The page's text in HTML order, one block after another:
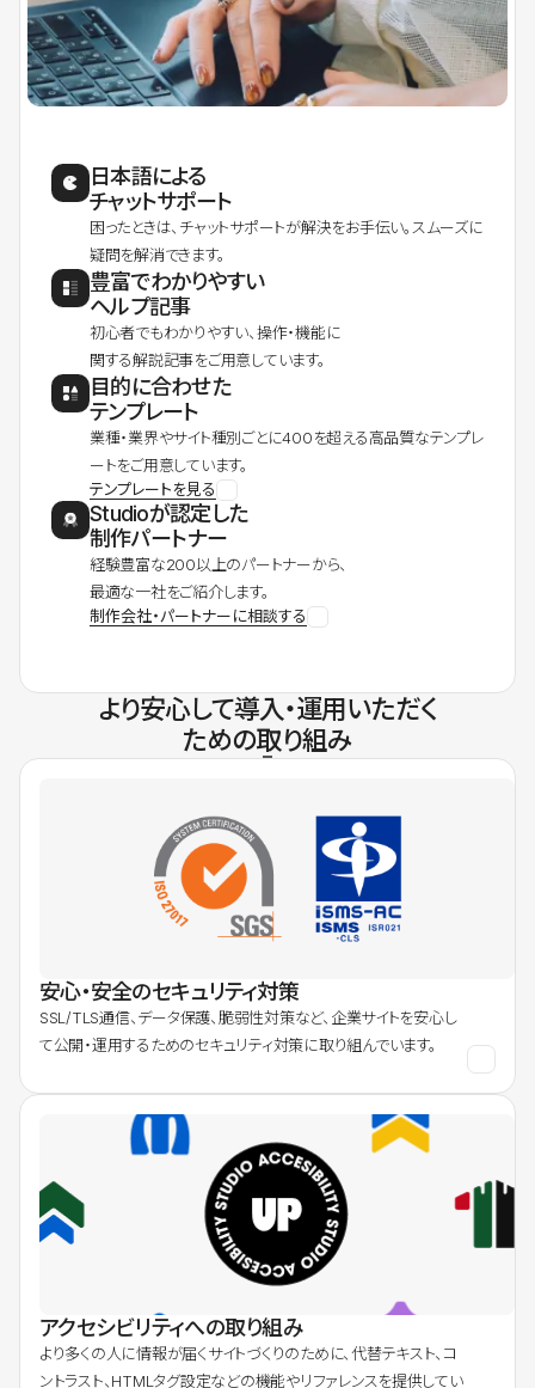
日本語による
チャットサポート
困ったときは、チャットサポートが解決をお手伝い。スムーズに
疑問を解消できます。
豊富でわかりやすい
ヘルプ記事
初心者でもわかりやすい、操作・機能に
関する解説記事をご用意しています。
目的に合わせた
テンプレート
業種・業界やサイト種別ごとに400を超える高品質なテンプレ
ートをご用意しています。
テンプレートを見る
Studioが認定した
制作パートナー
経験豊富な200以上のパートナーから、
最適な一社をご紹介します。
制作会社・パートナーに相談する
より安心して導入・運用いただく
ための取り組み
安心・安全のセキュリティ対策
SSL/TLS通信、データ保護、脆弱性対策など、企業サイトを安心し
て公開・運用するためのセキュリティ対策に取り組んでいます。
アクセシビリティへの取り組み
より多くの人に情報が届くサイトづくりのために、代替テキスト、コ
ントラスト、HTMLタグ設定などの機能やリファレンスを提供してい